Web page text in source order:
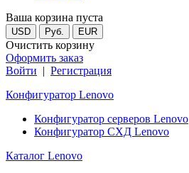
Ваша корзина пуста
USD Руб. EUR
Очистить корзину
Оформить заказ
Войти | Регистрация
Конфигуратор Lenovo
Конфигуратор серверов Lenovo
Конфигуратор СХД Lenovo
Каталог Lenovo